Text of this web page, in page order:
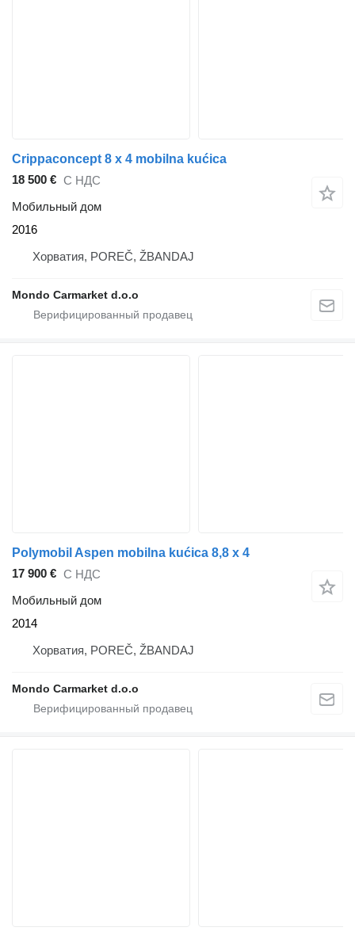
Crippaconcept 8 x 4 mobilna kućica
18 500 € С НДС
Мобильный дом
2016
Хорватия, POREČ, ŽBANDAJ
Mondo Carmarket d.o.o
Polymobil Aspen mobilna kućica 8,8 x 4
17 900 € С НДС
Мобильный дом
2014
Хорватия, POREČ, ŽBANDAJ
Mondo Carmarket d.o.o